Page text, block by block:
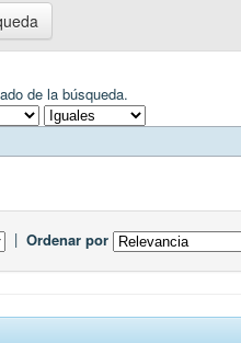
de la búsqueda.
| Ordenar por